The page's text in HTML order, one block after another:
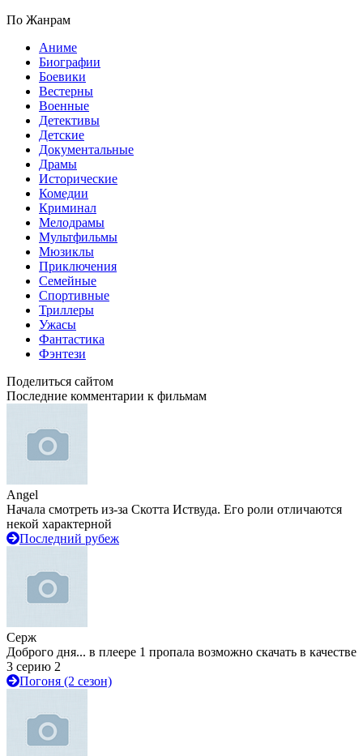
По Жанрам
Аниме
Биографии
Боевики
Вестерны
Военные
Детективы
Детские
Документальные
Драмы
Исторические
Комедии
Криминал
Мелодрамы
Мультфильмы
Мюзиклы
Приключения
Семейные
Спортивные
Триллеры
Ужасы
Фантастика
Фэнтези
Поделиться сайтом
Последние комментарии к фильмам
Angel
Начала смотреть из-за Скотта Иствуда. Его роли отличаются
некой характерной
Последний рубеж
Серж
Доброго дня... в плеере 1 пропала возможно скачать в качестве
3 серию 2
Погоня (2 сезон)